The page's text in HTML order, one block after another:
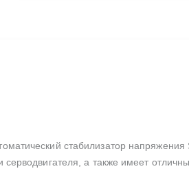
стабилизатор напряжения
а также имеет